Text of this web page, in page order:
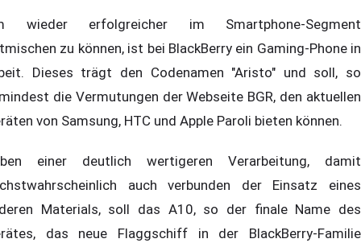
wieder erfolgreicher im Smartphone-Segment
zu können, ist bei BlackBerry ein Gaming-Phone in
Dieses trägt den Codenamen "Aristo" und soll, so
die Vermutungen der Webseite BGR, den aktuellen
von Samsung, HTC und Apple Paroli bieten können.
einer deutlich wertigeren Verarbeitung, damit
auch verbunden der Einsatz eines
Materials, soll das A10, so der finale Name des
das neue Flaggschiff in der BlackBerry-Familie